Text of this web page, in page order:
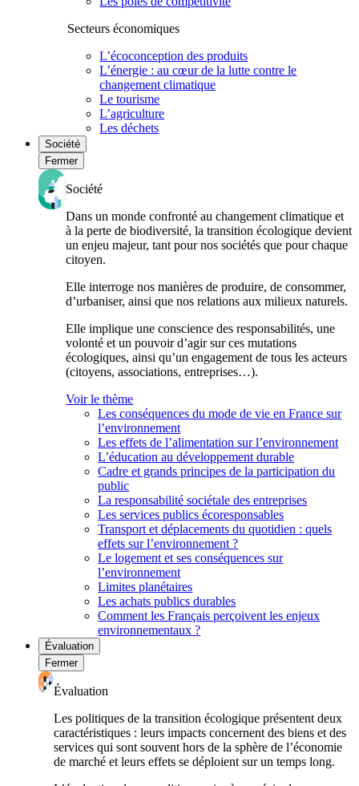
Secteurs économiques
L’écoconception des produits
L’énergie : au cœur de la lutte contre le
changement climatique
Le tourisme
L’agriculture
Les déchets
Société
Fermer
Société
Dans un monde confronté au changement climatique et
à la perte de biodiversité, la transition écologique devient
un enjeu majeur, tant pour nos sociétés que pour chaque
citoyen.
Elle interroge nos manières de produire, de consommer,
d’urbaniser, ainsi que nos relations aux milieux naturels.
Elle implique une conscience des responsabilités, une
volonté et un pouvoir d’agir sur ces mutations
écologiques, ainsi qu’un engagement de tous les acteurs
(citoyens, associations, entreprises…).
Voir le thème
Les conséquences du mode de vie en France sur
l’environnement
Les effets de l’alimentation sur l’environnement
L’éducation au développement durable
Cadre et grands principes de la participation du
public
La responsabilité sociétale des entreprises
Les services publics écoresponsables
Transport et déplacements du quotidien : quels
effets sur l’environnement ?
Le logement et ses conséquences sur
l’environnement
Limites planétaires
Les achats publics durables
Comment les Français perçoivent les enjeux
environnementaux ?
Évaluation
Fermer
Évaluation
Les politiques de la transition écologique présentent deux
caractéristiques : leurs impacts concernent des biens et des
services qui sont souvent hors de la sphère de l’économie
de marché et leurs effets se déploient sur un temps long.